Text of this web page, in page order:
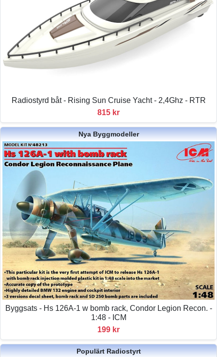
Radiostyrd båt - Rising Sun Cruise Yacht - 2,4Ghz - RTR
815 kr
Nya Byggmodeller
Byggsats - Hs 126A-1 w bomb rack, Condor Legion Recon. -
1:48 - ICM
199 kr
Populärt Radiostyrt